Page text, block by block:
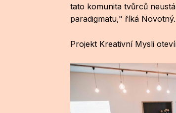
tato komunita tvůrců
paradigmatu," říká Novotný.
Projekt Kreativní Mysli